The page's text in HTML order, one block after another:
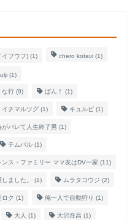
イフウフ) (1) chero kotavi (1)
(1)
な行 (9) ばん！ (1)
イチマルツグ (1) キュルピ (1)
がバレて人生終了男 (1)
テムパル (1)
ンス・ファミリー ママ友はDV一家 (11)
ました。 (1) ムラタコウジ (2)
ロク (1) 俺一人で自動狩り (1)
大人 (1) 大沢在昌 (1)